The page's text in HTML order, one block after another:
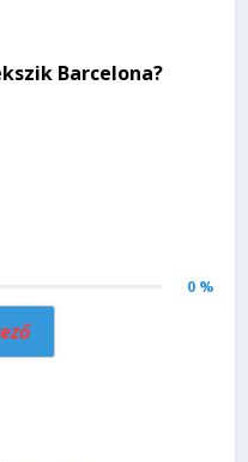
Barcelona?
0 %